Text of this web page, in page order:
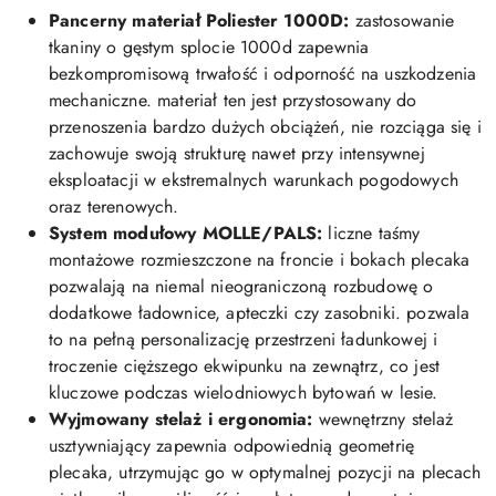
Pancerny materiał Poliester 1000D: zastosowanie
tkaniny o gęstym splocie 1000d zapewnia
bezkompromisową trwałość i odporność na uszkodzenia
mechaniczne. materiał ten jest przystosowany do
przenoszenia bardzo dużych obciążeń, nie rozciąga się i
zachowuje swoją strukturę nawet przy intensywnej
eksploatacji w ekstremalnych warunkach pogodowych
oraz terenowych.
System modułowy MOLLE/PALS: liczne taśmy
montażowe rozmieszczone na froncie i bokach plecaka
pozwalają na niemal nieograniczoną rozbudowę o
dodatkowe ładownice, apteczki czy zasobniki. pozwala
to na pełną personalizację przestrzeni ładunkowej i
troczenie cięższego ekwipunku na zewnątrz, co jest
kluczowe podczas wielodniowych bytowań w lesie.
Wyjmowany stelaż i ergonomia: wewnętrzny stelaż
usztywniający zapewnia odpowiednią geometrię
plecaka, utrzymując go w optymalnej pozycji na plecach